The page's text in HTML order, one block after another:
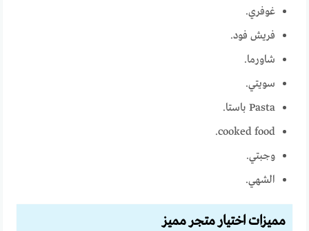
غوفري.
فريش فود.
شاورما.
سويتي.
Pasta باستا.
cooked food.
وجبتي.
الشهي.
مميزات اختيار متجر مميز